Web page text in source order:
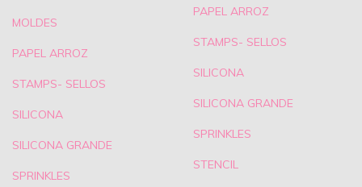
MOLDES
PAPEL ARROZ
STAMPS- SELLOS
SILICONA
SILICONA GRANDE
SPRINKLES
PAPEL ARROZ
STAMPS- SELLOS
SILICONA
SILICONA GRANDE
SPRINKLES
STENCIL